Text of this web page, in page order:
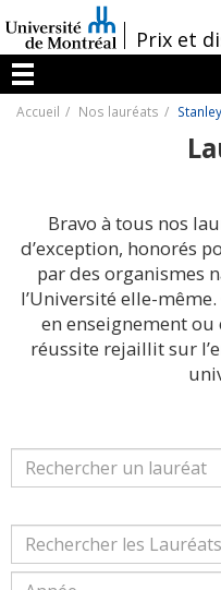
au
contenu
/Prix et
Menu
Accueil Nos lauréats
Bravo à tous nos
d’exception, honorés
par des organismes
l’Université elle-
en enseignement
réussite rejaillit sur